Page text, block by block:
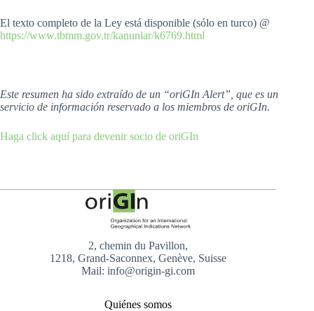
El texto completo de la Ley está disponible (sólo en turco) @
https://www.tbmm.gov.tr/kanunlar/k6769.html
Este resumen ha sido extraído de un “oriGIn Alert”, que es un
servicio de información reservado a los miembros de oriGIn.
Haga click aquí para devenir socio de oriGIn
2, chemin du Pavillon,
1218, Grand-Saconnex, Genève, Suisse
Mail: info@origin-gi.com
Quiénes somos